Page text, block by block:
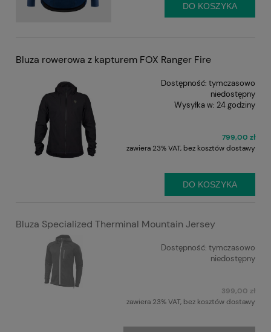
DO KOSZYKA
Bluza rowerowa z kapturem FOX Ranger Fire
Dostępność: tymczasowo
niedostępny
Wysyłka w: 24 godziny
799,00 zł
zawiera 23% VAT, bez kosztów dostawy
DO KOSZYKA
Bluza Specialized Therminal Mountain Jersey
Dostępność: tymczasowo
niedostępny
399,00 zł
zawiera 23% VAT, bez kosztów dostawy